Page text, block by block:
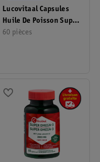
Lucovitaal Capsules
Huile De Poisson Super
Oméga 3
60 pièces